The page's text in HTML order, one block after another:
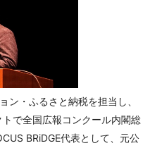
ン・ふるさと納税を担当し、
で全国広報コンクール内閣総
BRiDGE代表として、元公